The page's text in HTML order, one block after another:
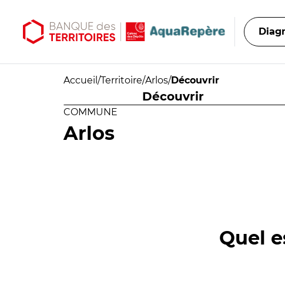
Accueil /Territoire/Arlos/Découvrir
Découvrir
COMMUNE
Arlos
Quel